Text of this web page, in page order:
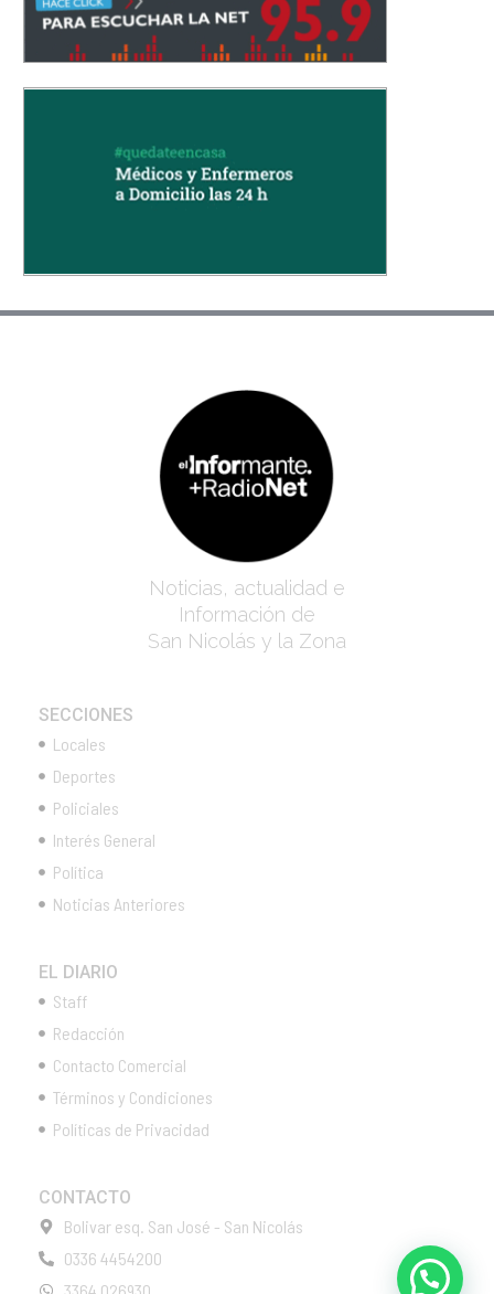
Noticias, actualidad e
Información de
San Nicolás y la Zona
SECCIONES
Locales
Deportes
Policiales
Interés General
Política
Noticias Anteriores
EL DIARIO
Staff
Redacción
Contacto Comercial
Términos y Condiciones
Políticas de Privacidad
CONTACTO
Bolivar esq. San José - San Nicolás
0336 4454200